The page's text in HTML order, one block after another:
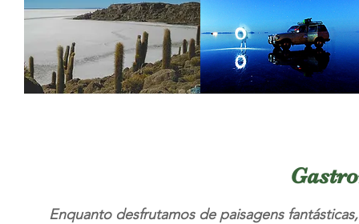
Enquanto desfrutamos de paisagens